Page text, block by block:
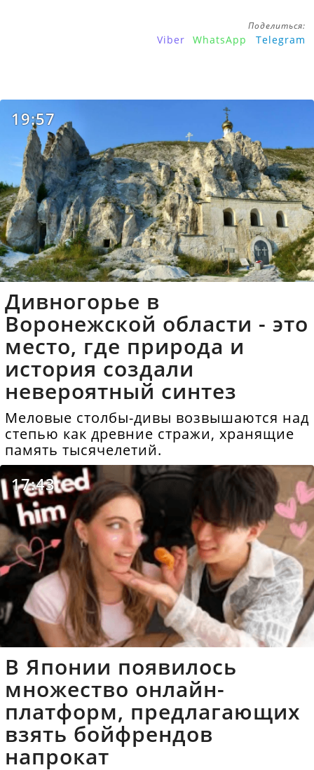
Поделиться:
Viber WhatsApp Telegram
19:57
Дивногорье в
Воронежской области - это
место, где природа и
история создали
невероятный синтез
Меловые столбы-дивы возвышаются над
степью как древние стражи, хранящие
память тысячелетий.
17:43
В Японии появилось
множество онлайн-
платформ, предлагающих
взять бойфрендов
напрокат